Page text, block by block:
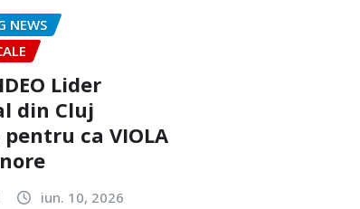
NEWS
Lider
din Cluj
ca VIOLA
iun. 10, 2026